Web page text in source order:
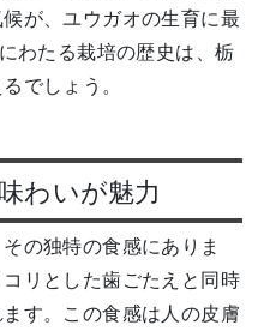
が、ユウガオの生育に最
わたる栽培の歴史は、栃
でしょう。
わいが魅力
の独特の食感にありま
リとした歯ごたえと同時
す。この食感は人の皮膚